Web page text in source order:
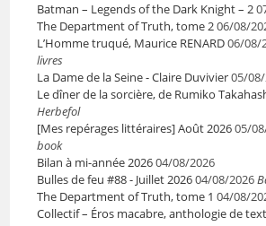
Batman – Legends of the Dark Knight – 2
The Department of Truth, tome 206/08/
L’Homme truqué, Maurice RENARD06/08/
livres
La Dame de la Seine - Claire Duvivier05/
Le dîner de la sorcière, de Rumiko
Herbefol
[Mes repérages littéraires] Août 202605/
book
Bilan à mi-année 202604/08/2026
Bulles de feu #88 - Juillet 202604/08/2026
The Department of Truth, tome 1 04/08/
Collectif – Éros macabre, anthologie de